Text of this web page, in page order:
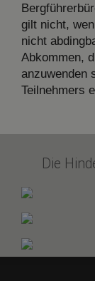
gilt nicht,
nicht
Abkommen,
anzuwenden
Teilnehmers
Die